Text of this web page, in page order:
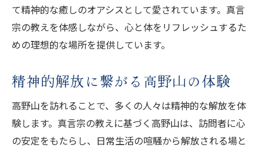
て精神的な癒しのオアシスとして愛されています。真言
宗の教えを体感しながら、心と体をリフレッシュするた
めの理想的な場所を提供しています。
精神的解放に繋がる高野山の体験
高野山を訪れることで、多くの人々は精神的な解放を体
験します。真言宗の教えに基づく高野山は、訪問者に心
の安定をもたらし、日常生活の喧騒から解放される場と